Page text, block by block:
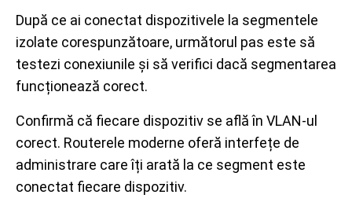
După ce ai conectat dispozitivele la segmentele
izolate corespunzătoare, următorul pas este să
testezi conexiunile și să verifici dacă segmentarea
funcționează corect.
Confirmă că fiecare dispozitiv se află în VLAN-ul
corect. Routerele moderne oferă interfețe de
administrare care îți arată la ce segment este
conectat fiecare dispozitiv.